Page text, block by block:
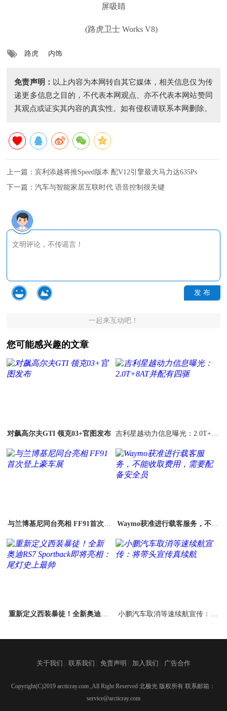
(路虎卫士 Works V8)
路虎 内饰
免责声明： 以上内容为本网转自其它媒体，相关信息仅为传
递更多信息之目的，不代表本网观点、亦不代表本网站赞同
其观点或证实其内容的真实性。如有侵权请联系本网删除。
上一篇：宾利添越将推Speed版本 配V12引擎最大马力达635Ps
下一篇：汽车与智能家居互联时代 语音控制很关键
发 布
一起来互动吧！
您可能感兴趣的文章
对飙高尔夫GTI 领克03+官图发布
吉利星越动力信息曝光：2.0T+8A
与兰博基尼同台亮相 FF91首次登
Waymo获准进行载客服务，不能
重新定义西装暴徒！全新奥迪RS
小鹏汽车取消等速续航宣传：将
关于我们 联系我们 免责声明 加入我们 广告合作
Copyright(C)2019 arcticray.com ,All Right Reserved 北极光 版权所有 联系邮箱：
service@arcticray.com